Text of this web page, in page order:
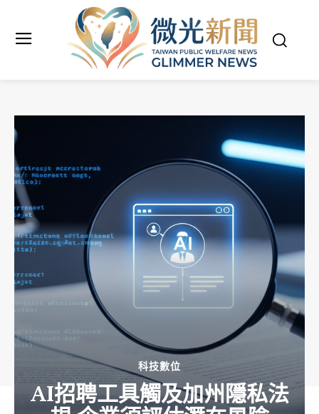
科技數位
AI招聘工具觸及加州隱私法